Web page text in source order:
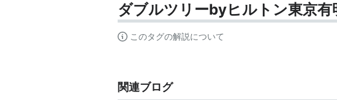
ダブルツリーbyヒルトン東京有
このタグの解説について
関連ブログ